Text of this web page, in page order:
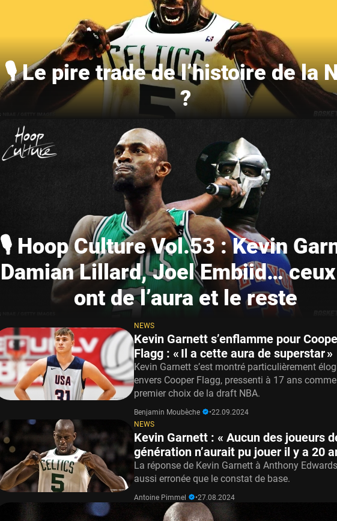
🎙️ Le pire trade de l’histoire de la
?
🎙️ Hoop Culture Vol.53 : Kevin
Damian Lillard, Joel Embiid…
ont de l’aura et le reste
NEWS
Kevin Garnett s’enflamme pour
Flagg : « Il a cette aura de superstar »
Kevin Garnett s’est montré particulièrement
envers Cooper Flagg, pressenti à 17 ans
premier choix de la draft NBA.
Benjamin Moubèche •22.09.2024
NEWS
Kevin Garnett : « Aucun des joueurs
génération n’aurait pu jouer il y a 20
La réponse de Kevin Garnett à Anthony
aussi erronée que le constat de base.
Antoine Pimmel •27.08.2024